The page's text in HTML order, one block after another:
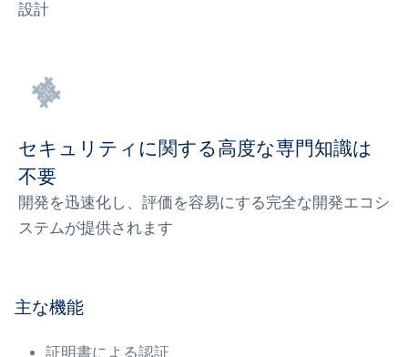
設計
セキュリティに関する高度な専門知識は
不要
開発を迅速化し、評価を容易にする完全な開発エコシ
ステムが提供されます
主な機能
証明書による認証